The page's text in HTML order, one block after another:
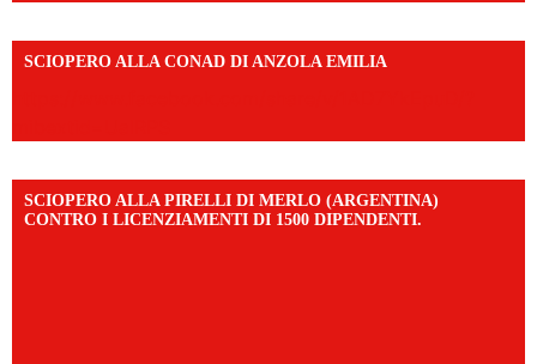
SCIOPERO ALLA CONAD DI ANZOLA EMILIA
SCIOPERO ALLA PIRELLI DI MERLO (ARGENTINA)
CONTRO I LICENZIAMENTI DI 1500 DIPENDENTI.